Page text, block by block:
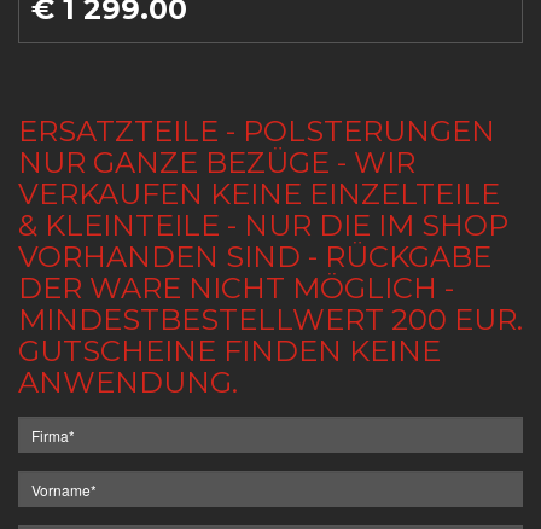
€ 1 299.00
ERSATZTEILE - POLSTERUNGEN
NUR GANZE BEZÜGE - WIR
VERKAUFEN KEINE EINZELTEILE
& KLEINTEILE - NUR DIE IM SHOP
VORHANDEN SIND - RÜCKGABE
DER WARE NICHT MÖGLICH -
MINDESTBESTELLWERT 200 EUR.
GUTSCHEINE FINDEN KEINE
ANWENDUNG.